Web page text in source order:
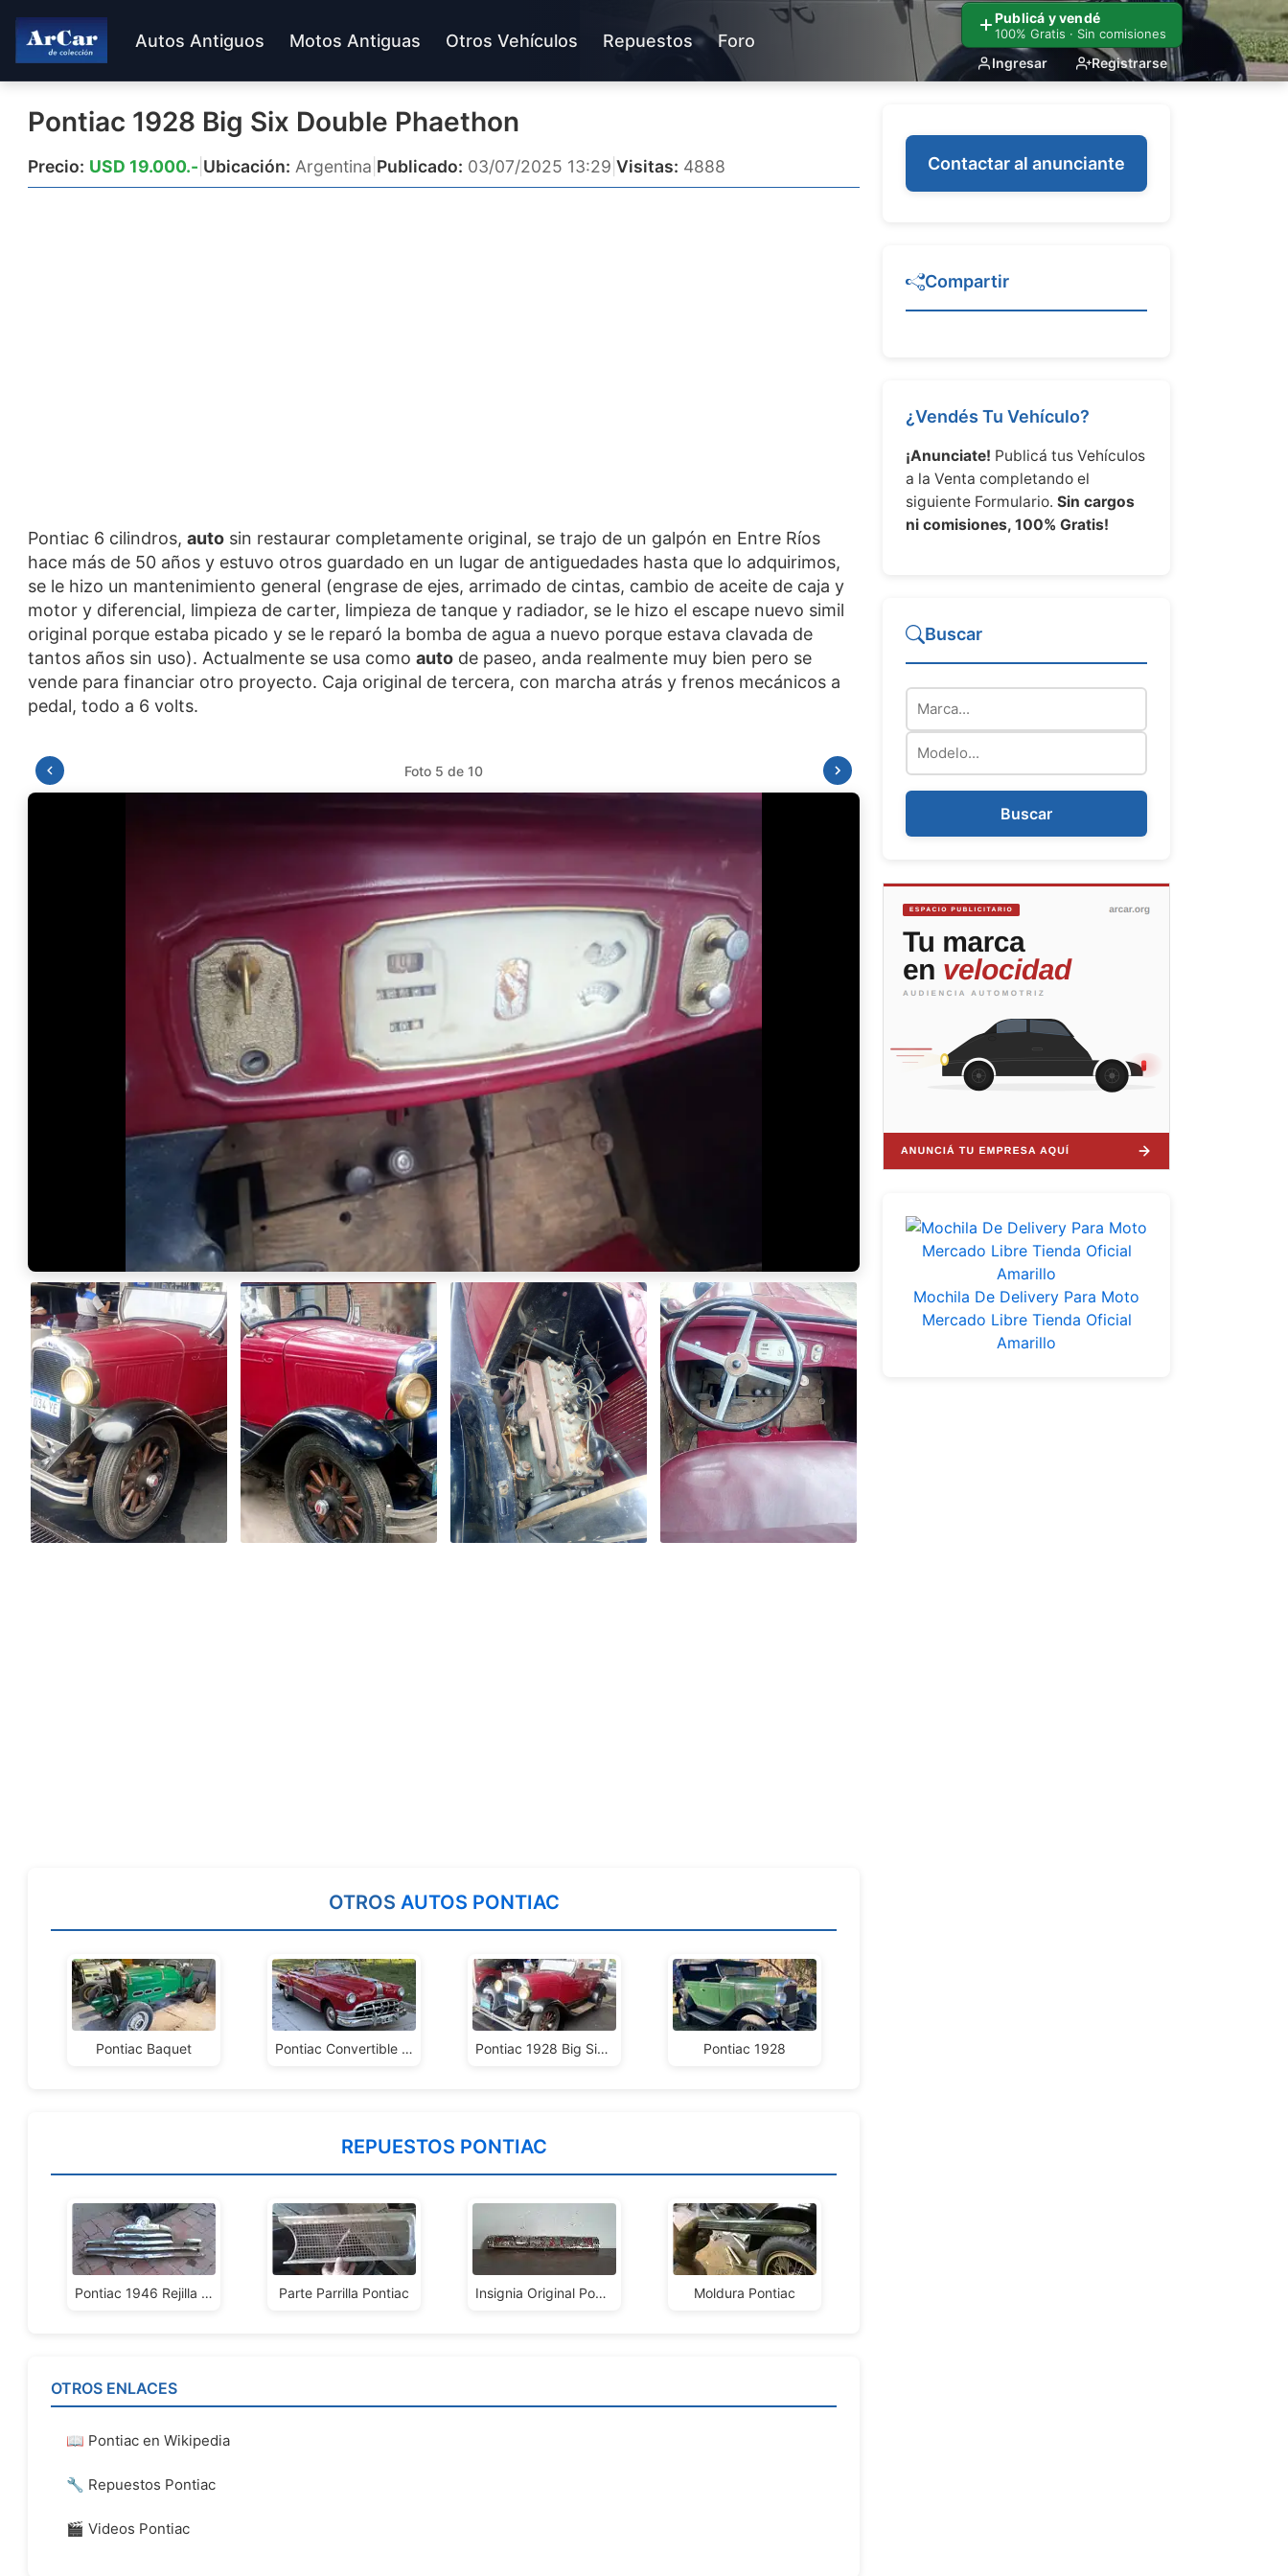
Publicá y vendé
100% Gratis · Sin comisiones
Ingresar Registrarse
Autos Antiguos Motos Antiguas Otros Vehículos Repuestos Foro
Pontiac 1928 Big Six Double Phaethon
Precio: USD 19.000.- Ubicación: Argentina Publicado: 03/07/2025 13:29 Visitas: 4888
Pontiac 6 cilindros, auto sin restaurar completamente original, se trajo de un galpón en Entre Ríos
hace más de 50 años y estuvo otros guardado en un lugar de antiguedades hasta que lo adquirimos,
se le hizo un mantenimiento general (engrase de ejes, arrimado de cintas, cambio de aceite de caja y
motor y diferencial, limpieza de carter, limpieza de tanque y radiador, se le hizo el escape nuevo simil
original porque estaba picado y se le reparó la bomba de agua a nuevo porque estava clavada de
tantos años sin uso). Actualmente se usa como auto de paseo, anda realmente muy bien pero se
vende para financiar otro proyecto. Caja original de tercera, con marcha atrás y frenos mecánicos a
Foto 6 de 10
OTROS AUTOS PONTIAC
Pontiac Baquet Pontiac Convertible 1951 Pontiac 1928 Big Six Double Phaethon Pontiac 1928
REPUESTOS PONTIAC
Pontiac 1946 Rejilla Frente Parte Parrilla Pontiac Insignia Original Pontiac Moldura Pontiac
OTROS ENLACES
📖 Pontiac en Wikipedia
🔧 Repuestos Pontiac
🎬 Videos Pontiac
Contactar al anunciante
Compartir
¿Vendés Tu Vehículo?
¡Anunciate! Publicá tus Vehículos
a la Venta completando el
siguiente Formulario. Sin cargos
ni comisiones, 100% Gratis!
Buscar
Buscar
Mochila De Delivery Para Moto
Mercado Libre Tienda Oficial
Amarillo